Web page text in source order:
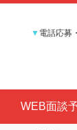
▼ 電話応募
WEB面談